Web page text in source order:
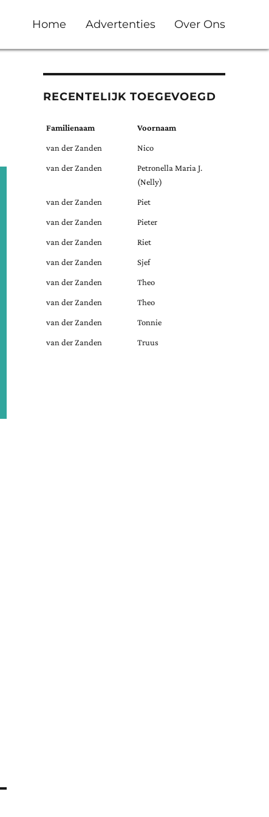
Home Advertenties Over Ons
RECENTELIJK TOEGEVOEGD
Familienaam Voornaam
van der Zanden Nico
van der Zanden
Petronella Maria J.
(Nelly)
van der Zanden Piet
van der Zanden Pieter
van der Zanden Riet
van der Zanden Sjef
van der Zanden Theo
van der Zanden Theo
van der Zanden Tonnie
van der Zanden Truus